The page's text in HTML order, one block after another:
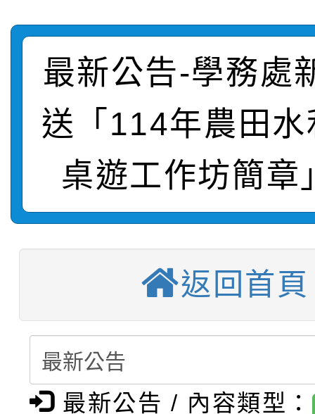
賽實施要點
比賽實施要點」
轉知：「115年金融知
動辦法」
轉知臺中市政府政風處
城市手牽手，綠能透明
畫影片一案
轉知：「115學年度全
劇比賽實施要點」及修
表
轉知：桃園市115年度
敬師藝文競賽』實施計
【甄選結果(第11招)】
學年度第1學期第7次代
結果(第11招)
【甄選結果(第3招)】
學年度第1學期第9次代
結果(第3招)
【甄選結果(第4招)】
學年度第1學期第9次
結果(第4招)
【甄選結果(第12招)】
學年度第1學期第7次代
結果(第12招)
轉知：桃園市115學年
賽及師生本土語及新住
轉知：「桃園市115學
最新公告-學務處
送「114年農田水
桌遊工作坊簡章
返回首頁
最新公告 / 內容類型：